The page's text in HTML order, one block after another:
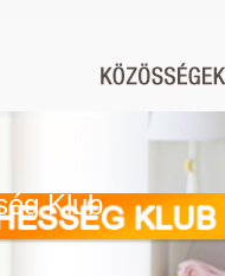
Klub